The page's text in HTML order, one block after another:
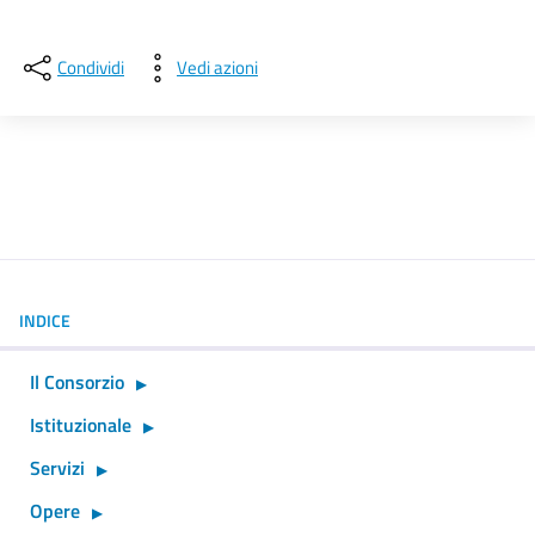
Condividi Vedi azioni
INDICE
Il Consorzio
Istituzionale
Servizi
Opere